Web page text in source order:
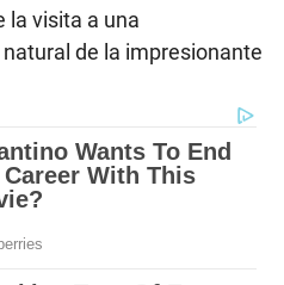
la visita a una
de la impresionante